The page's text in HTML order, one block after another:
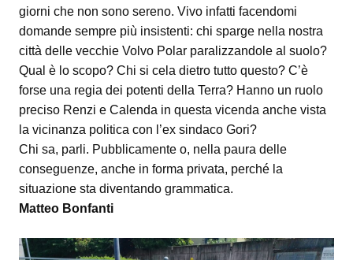
giorni che non sono sereno. Vivo infatti facendomi
domande sempre più insistenti: chi sparge nella nostra
città delle vecchie Volvo Polar paralizzandole al suolo?
Qual è lo scopo? Chi si cela dietro tutto questo? C’è
forse una regia dei potenti della Terra? Hanno un ruolo
preciso Renzi e Calenda in questa vicenda anche vista
la vicinanza politica con l’ex sindaco Gori?
Chi sa, parli. Pubblicamente o, nella paura delle
conseguenze, anche in forma privata, perché la
situazione sta diventando grammatica.
Matteo Bonfanti